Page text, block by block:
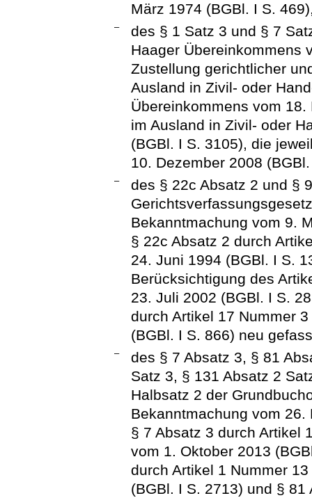
März 1974 (BGBl. I S.
–
des § 1 Satz 3 und § 7
Haager Übereinkommens
Zustellung gerichtlicher
Ausland in Zivil- oder
Übereinkommens vom
im Ausland in Zivil- oder
(BGBl. I S. 3105), die
10. Dezember 2008
–
des § 22c Absatz 2 und §
Bekanntmachung vom 9.
§ 22c Absatz 2 durch
24. Juni 1994 (BGBl. I S.
Berücksichtigung des
23. Juli 2002 (BGBl. I S.
durch Artikel 17 Nummer
(BGBl. I S. 866) neu
–
des § 7 Absatz 3, § 81
Satz 3, § 131 Absatz 2
Halbsatz 2 der
Bekanntmachung vom 26.
§ 7 Absatz 3 durch Artikel
vom 1. Oktober 2013
durch Artikel 1 Nummer
(BGBl. I S. 2713) und §